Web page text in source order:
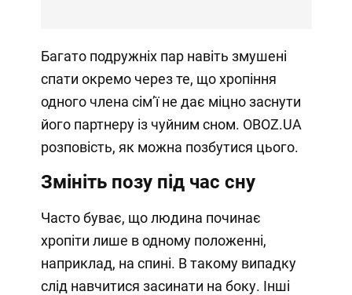
Багато подружніх пар навіть змушені
спати окремо через те, що хропіння
одного члена сімʼї не дає міцно заснути
його партнеру із чуйним сном. OBOZ.UA
розповість, як можна позбутися цього.
Змініть позу під час сну
Часто буває, що людина починає
хропіти лише в одному положенні,
наприклад, на спині. В такому випадку
слід навчитися засинати на боку. Інші